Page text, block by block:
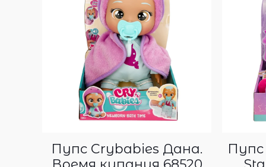
Пупс Crybabies Дана.